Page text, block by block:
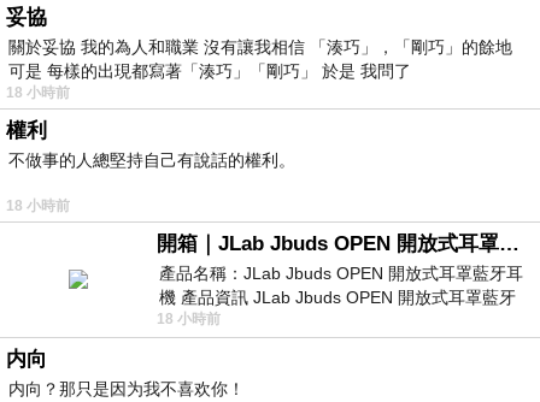
妥協
關於妥協 我的為人和職業 沒有讓我相信 「湊巧」，「剛巧」的餘地
可是 每樣的出現都寫著「湊巧」「剛巧」 於是 我問了
18 小時前
權利
不做事的人總堅持自己有說話的權利。
18 小時前
開箱｜JLab Jbuds OPEN 開放式耳罩藍牙耳機 - 設計美學，輕巧、透氣、環境音全物理達成！
產品名稱：JLab Jbuds OPEN 開放式耳罩藍牙耳
機 產品資訊 JLab Jbuds OPEN 開放式耳罩藍牙
耳機評語：非常有特色，值得喜愛美型工
18 小時前
内向
内向？那只是因为我不喜欢你！